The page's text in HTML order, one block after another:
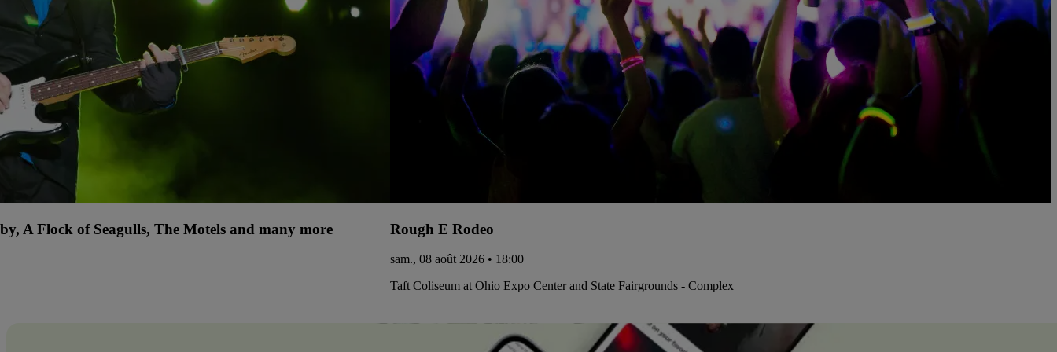
A Flock of Seagulls, The Motels and many more Rough E Rodeo
sam., 08 août 2026 • 18:00
Taft Coliseum at Ohio Expo Center and State Fairgrounds - Complex